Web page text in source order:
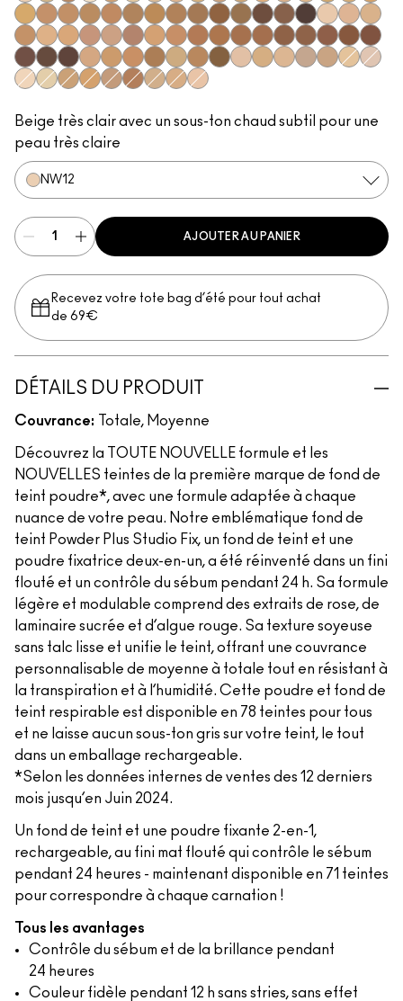
NW12C30C6NC5NC41.5
NC13NC15NC16NC17NC18​NC20​NC25​NC27​NC35​NC37​NC38​NC41​
NC42NC43.5​
NC44​NC44.5​
NC45​NC45.5​
NC46​NC47​NC50​NC55​NC58​NC60​NC63​NC65​NW5​NW10​NW13​
NW15​NW20​
NW22​NW25​NW30​
NW33​NW35​NW40​NW43​NW44​NW46​NW47​NW48​NW50​NW53​NW55​
NW57​
NW58​NW60​NW65​
C4.5​C5​C5.5​
C8​C40​C45​C55​
Beige très clair avec un sous-ton chaud subtil pour une
peau très claire
NW12
AJOUTER AU PANIER
Recevez votre tote bag d’été pour tout achat
de 69€
DÉTAILS DU PRODUIT
Couvrance: Totale, Moyenne
Découvrez la TOUTE NOUVELLE formule et les
NOUVELLES teintes de la première marque de fond de
teint poudre*, avec une formule adaptée à chaque
nuance de votre peau. Notre emblématique fond de
teint Powder Plus Studio Fix, un fond de teint et une
poudre fixatrice deux-en-un, a été réinventé dans un fini
flouté et un contrôle du sébum pendant 24 h. Sa formule
légère et modulable comprend des extraits de rose, de
laminaire sucrée et d’algue rouge. Sa texture soyeuse
sans talc lisse et unifie le teint, offrant une couvrance
personnalisable de moyenne à totale tout en résistant à
la transpiration et à l’humidité. Cette poudre et fond de
teint respirable est disponible en 78 teintes pour tous
et ne laisse aucun sous-ton gris sur votre teint, le tout
dans un emballage rechargeable.
*Selon les données internes de ventes des 12 derniers
mois jusqu’en Juin 2024.
Un fond de teint et une poudre fixante 2-en-1,
rechargeable, au fini mat flouté qui contrôle le sébum
pendant 24 heures - maintenant disponible en 71 teintes
pour correspondre à chaque carnation !
Tous les avantages
Contrôle du sébum et de la brillance pendant
24 heures
Couleur fidèle pendant 12 h sans stries, sans effet